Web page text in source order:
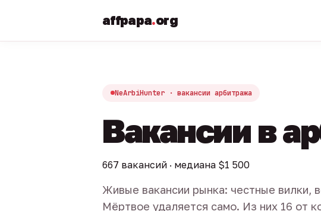
affpapa.org
NeArbiHunter · вакансии арбитража
Вакансии в
667 вакансий · медиана $1 500
Живые вакансии рынка: честные вилки,
Мёртвое удаляется само. Из них 16 от